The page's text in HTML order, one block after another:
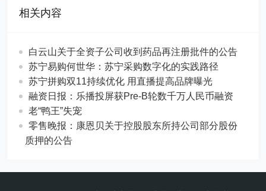
相关内容
白云山关于全资子公司收到药品再注册批件的公告
苏宁易购何世华：苏宁采购数字化的实践路径
苏宁拼购双11持续优化 用直播提高品牌曝光
融资日报：乐播投屏获Pre-B轮数千万人民币融资
老“鸭王”失宠
零售晚报：康恩贝关于控股股东所持公司部分股份
质押的公告